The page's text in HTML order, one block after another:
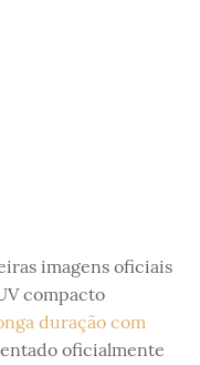
imagens oficiais
compacto
duração com
oficialmente